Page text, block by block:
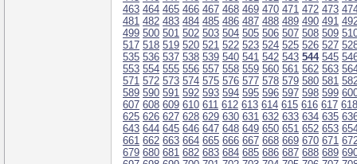
463 464 465 466 467 468 469 470 471 472 473
481 482 483 484 485 486 487 488 489 490 491
499 500 501 502 503 504 505 506 507 508 509
517 518 519 520 521 522 523 524 525 526 527
535 536 537 538 539 540 541 542 543 544 545
553 554 555 556 557 558 559 560 561 562 563
571 572 573 574 575 576 577 578 579 580 581
589 590 591 592 593 594 595 596 597 598 599
607 608 609 610 611 612 613 614 615 616 617 618
625 626 627 628 629 630 631 632 633 634 635
643 644 645 646 647 648 649 650 651 652 653
661 662 663 664 665 666 667 668 669 670 671
679 680 681 682 683 684 685 686 687 688 689